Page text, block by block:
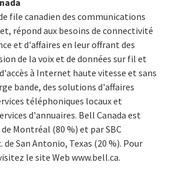
file canadien des communications
répond aux besoins de connectivité
et d'affaires en leur offrant des
de la voix et de données sur fil et
à Internet haute vitesse et sans
bande, des solutions d'affaires
téléphoniques locaux et
d'annuaires. Bell Canada est
Montréal (80 %) et par SBC
San Antonio, Texas (20 %). Pour
le site Web www.bell.ca.